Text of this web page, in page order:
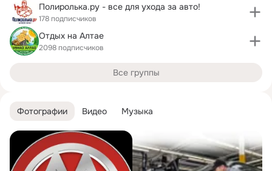
Фотографии Видео Музыка
Полиролька.ру - все для ухода за авто!
178 подписчиков
Отдых на Алтае
2098 подписчиков
Все группы